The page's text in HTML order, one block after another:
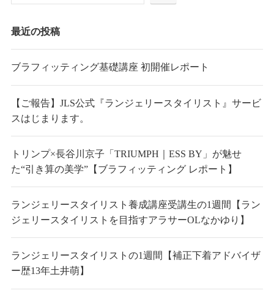
最近の投稿
ブラフィッティング基礎講座 初開催レポート
【ご報告】JLS公式『ランジェリースタイリスト』サービ
スはじまります。
トリンプ×長谷川京子「TRIUMPH｜ESS BY」が魅せ
た“引き算の美学”【ブラフィッティング レポート】
ランジェリースタイリスト養成講座受講生の1週間【ラン
ジェリースタイリストを目指すアラサーOLなかゆり】
ランジェリースタイリストの1週間【補正下着アドバイザ
ー歴13年土井萌】